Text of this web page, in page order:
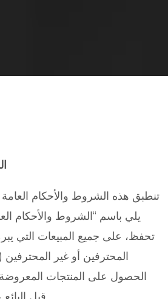
تنطبق هذه الشروط والأحكام العامة
يلي باسم “الشروط والأحكام
تحفظ، على جميع المبيعات التي
المحترفين أو غير المحترفين
الحصول على المنتجات المعروضة